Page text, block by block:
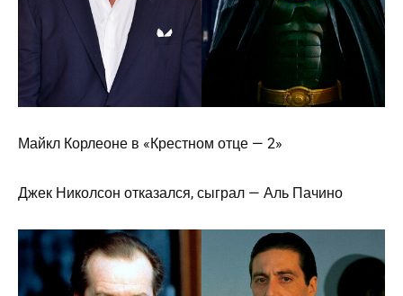
Майкл Корлеоне в «Крестном отце — 2»
Джек Николсон отказался, сыграл — Аль Пачино